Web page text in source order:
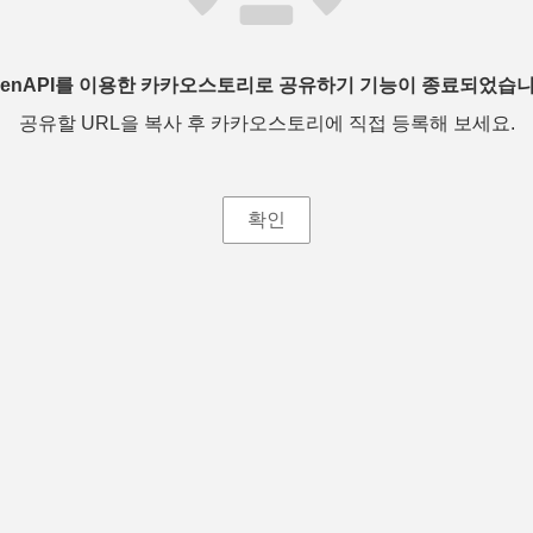
를 이용한 카카오스토리로 공유하기 기능이 종료되었습
공유할 URL을 복사 후 카카오스토리에 직접 등록해 보세요.
확인